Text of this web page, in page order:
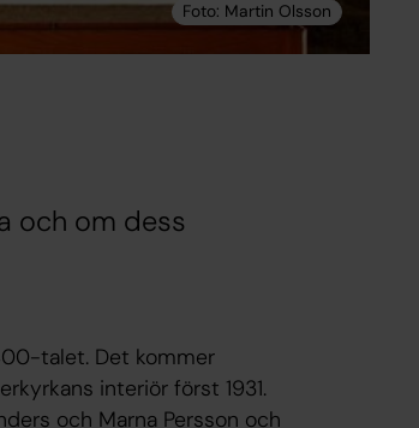
och om dess
talet. Det kommer
interiör först 1931.
och Marna Persson och